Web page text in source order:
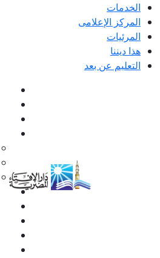
الخدمات
المركز الإعلامى
المرئيات
هذا ديننا
التعليم عن بعد